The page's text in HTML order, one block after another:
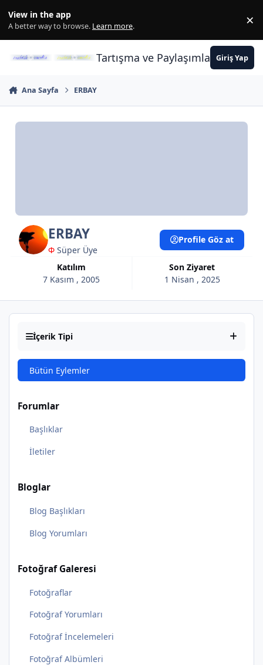
View in the app
A better way to browse. Learn more. ×
Tartışma ve PaylaşımlarınGiriş Yap
Ana Sayfa ERBAY
ERBAY
Φ Süper Üye
Katılım
7 Kasım , 2005
Son Ziyaret
1 Nisan , 2025
Profile Göz at
İçerik Tipi
Bütün Eylemler
Forumlar
Başlıklar
İletiler
Bloglar
Blog Başlıkları
Blog Yorumları
Fotoğraf Galeresi
Fotoğraflar
Fotoğraf Yorumları
Fotoğraf İncelemeleri
Fotoğraf Albümleri